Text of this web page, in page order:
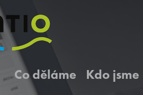
Co děláme Kdo jsme